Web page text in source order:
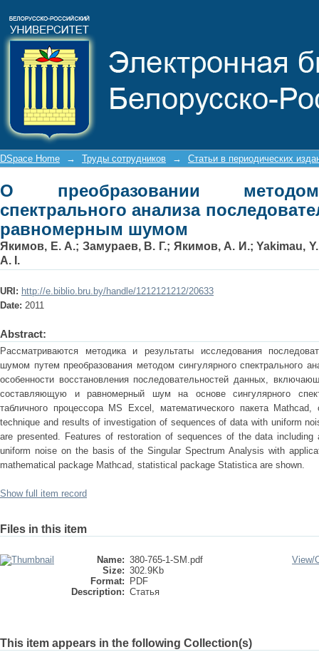
последовательностей данных с
DSpace Home → Труды сотрудников → Статьи в периодических
О преобразовании методом
спектрального анализа
равномерным шумом
Якимов, Е. А.; Замураев, В. Г.; Якимов, А. И.;Yakimau,
A. I.
URI: http://e.biblio.bru.by/handle/1212121212/20633
Date: 2011
Abstract:
Рассматриваются методика и результаты исследования
шумом путем преобразования методом сингулярного спектрального
особенности восстановления последовательностей данных,
составляющую и равномерный шум на основе сингулярного
табличного процессора MS Excel, математического пакета Mathcad,
technique and results of investigation of sequences of data with uniform
are presented. Features of restoration of sequences of the data
uniform noise on the basis of the Singular Spectrum Analysis with
mathematical package Mathcad, statistical package Statistica are shown.
Show full item record
Files in this item
Name: 380-765-1-SM.pdf
Size: 302.9Kb
Format:
PDF
Description: Статья
View/
This item appears in the following Collection(s)